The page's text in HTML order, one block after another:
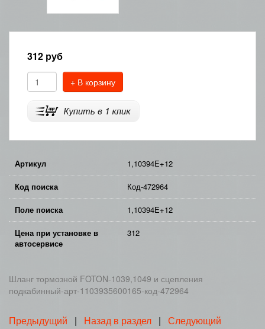
312 руб
+ В корзину
Артикул 1,10394E+12
Код поиска Код-472964
Поле поиска 1,10394E+12
Цена при установке в
автосервисе
312
Шланг тормозной FOTON-1039,1049 и сцепления
подкабинный-арт-1103935600165-код-472964
Предыдущий | Назад в раздел | Следующий